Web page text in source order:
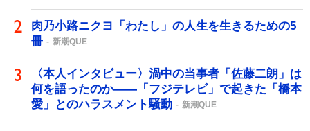
肉乃小路ニクヨ「わたし」の人生を生きるための5
冊
新潮QUE
〈本人インタビュー〉渦中の当事者「佐藤二朗」は
何を語ったのか――「フジテレビ」で起きた「橋本
愛」とのハラスメント騒動
新潮QUE